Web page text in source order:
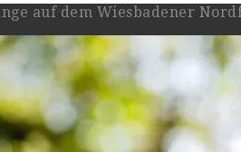
auf dem Wiesbadener